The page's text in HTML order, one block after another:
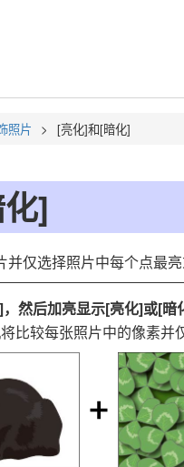
照片 [亮化]和[暗化]
]
仅选择照片中每个点最
]，然后加亮显示[亮化]或[暗
比较每张照片中的像素并